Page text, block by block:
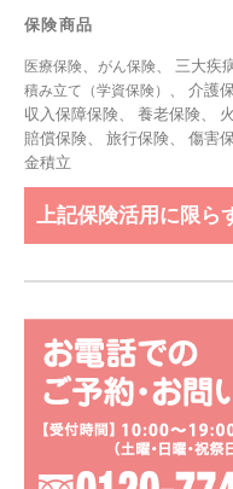
保険商品
医療保険 がん保険 、 三大疾
積み立て（学資保険）
、 介護
収入保障保険、 養老保険、
賠償保険、 旅行保険、 傷害
金積立
上記保険活用に限ら